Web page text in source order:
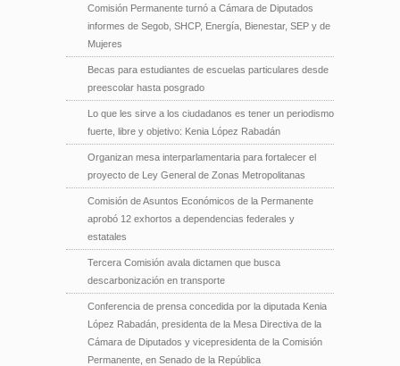
Comisión Permanente turnó a Cámara de Diputados
informes de Segob, SHCP, Energía, Bienestar, SEP y de
Mujeres
Becas para estudiantes de escuelas particulares desde
preescolar hasta posgrado
Lo que les sirve a los ciudadanos es tener un periodismo
fuerte, libre y objetivo: Kenia López Rabadán
Organizan mesa interparlamentaria para fortalecer el
proyecto de Ley General de Zonas Metropolitanas
Comisión de Asuntos Económicos de la Permanente
aprobó 12 exhortos a dependencias federales y
estatales
Tercera Comisión avala dictamen que busca
descarbonización en transporte
Conferencia de prensa concedida por la diputada Kenia
López Rabadán, presidenta de la Mesa Directiva de la
Cámara de Diputados y vicepresidenta de la Comisión
Permanente, en Senado de la República